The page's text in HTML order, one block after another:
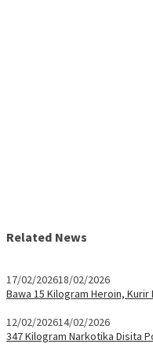
Related News
17/02/202618/02/2026
Bawa 15 Kilogram Heroin,
12/02/202614/02/2026
347 Kilogram Narkotika Disita